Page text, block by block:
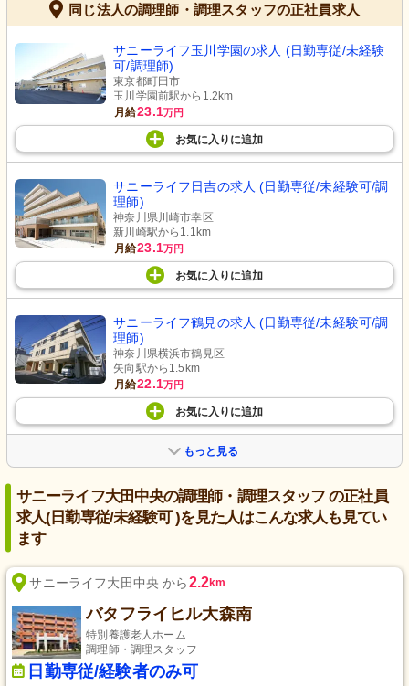
同じ法人の調理師・調理スタッフの正社員求人
サニーライフ玉川学園の求人 (日勤専従/未経験
可/調理師)
東京都町田市
玉川学園前駅から1.2km
月給23.1万円
お気に入り に追加
サニーライフ日吉の求人 (日勤専従/未経験可/調
理師)
神奈川県川崎市幸区
新川崎駅から1.1km
月給23.1万円
お気に入り に追加
サニーライフ鶴見の求人 (日勤専従/未経験可/調
理師)
神奈川県横浜市鶴見区
矢向駅から1.5km
月給22.1万円
お気に入り に追加
もっと見る
サニーライフ大田中央の調理師・調理スタッフ の正社員
求人(日勤専従/未経験可 )を見た人はこんな求人も見てい
ます
サニーライフ大田中央 から2.2km
バタフライヒル大森南
特別養護老人ホーム
調理師・調理スタッフ
日勤専従/経験者のみ可